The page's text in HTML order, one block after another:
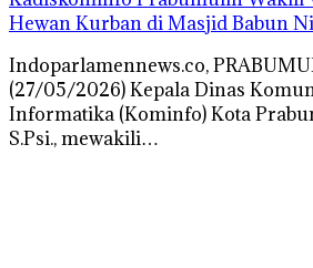
Hewan Kurban di Masjid Babun
Indoparlamennews.co,
(27/05/2026) Kepala Dinas
Informatika (Kominfo) Kota
S.Psi., mewakili…